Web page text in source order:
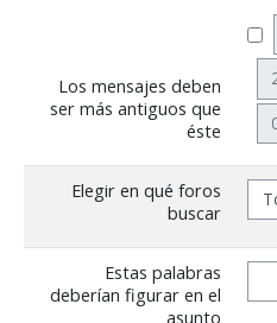
Abril: 21
Febrero: 17
Seminarios
Noviembre: 25
Octubre: 21
Los mensajes deben
ser más antiguos que
éste
Elegir en qué foros
buscar
Estas palabras
deberían figurar en el
asunto